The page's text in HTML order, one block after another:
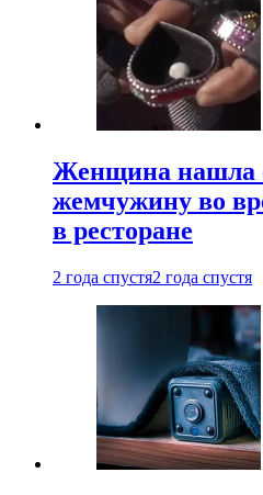
Женщина нашла
жемчужину во
в ресторане
2 года спустя2 года спустя